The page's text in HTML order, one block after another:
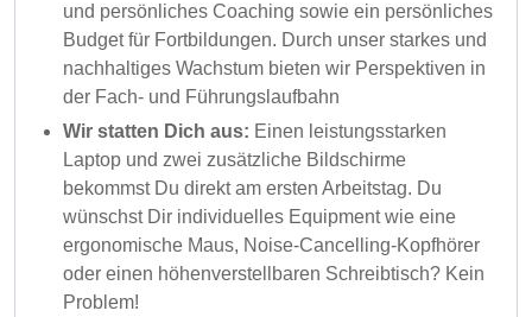
und persönliches Coaching sowie ein persönliches
Budget für Fortbildungen. Durch unser starkes und
nachhaltiges Wachstum bieten wir Perspektiven in
der Fach- und Führungslaufbahn
Wir statten Dich aus: Einen leistungsstarken
Laptop und zwei zusätzliche Bildschirme
bekommst Du direkt am ersten Arbeitstag. Du
wünschst Dir individuelles Equipment wie eine
ergonomische Maus, Noise-Cancelling-Kopfhörer
oder einen höhenverstellbaren Schreibtisch? Kein
Problem!